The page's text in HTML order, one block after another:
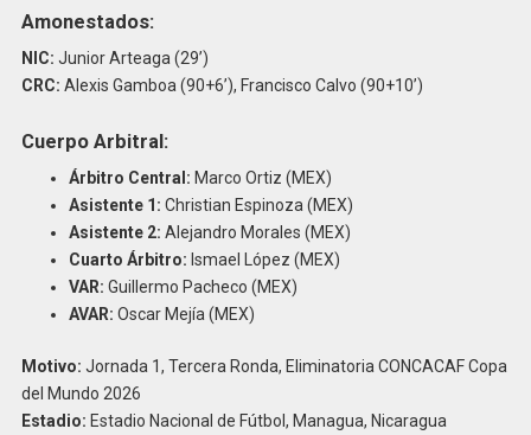
Amonestados:
NIC: Junior Arteaga (29’)
CRC: Alexis Gamboa (90+6’), Francisco Calvo (90+10’)
Cuerpo Arbitral:
Árbitro Central: Marco Ortiz (MEX)
Asistente 1: Christian Espinoza (MEX)
Asistente 2: Alejandro Morales (MEX)
Cuarto Árbitro: Ismael López (MEX)
VAR: Guillermo Pacheco (MEX)
AVAR: Oscar Mejía (MEX)
Motivo: Jornada 1, Tercera Ronda, Eliminatoria CONCACAF Copa
del Mundo 2026
Estadio: Estadio Nacional de Fútbol, Managua, Nicaragua